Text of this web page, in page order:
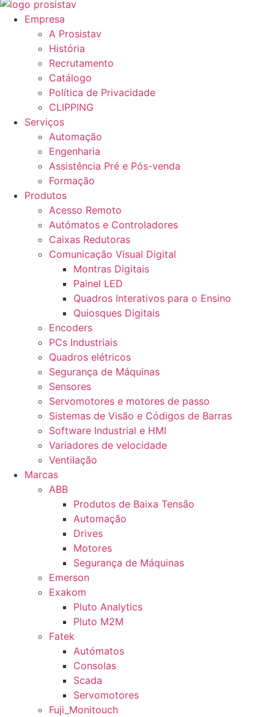
Empresa
A Prosistav
História
Recrutamento
Catálogo
Política de Privacidade
CLIPPING
Serviços
Automação
Engenharia
Assistência Pré e Pós-venda
Formação
Produtos
Acesso Remoto
Autómatos e Controladores
Caixas Redutoras
Comunicação Visual Digital
Montras Digitais
Painel LED
Quadros Interativos para o Ensino
Quiosques Digitais
Encoders
PCs Industriais
Quadros elétricos
Segurança de Máquinas
Sensores
Servomotores e motores de passo
Sistemas de Visão e Códigos de Barras
Software Industrial e HMI
Variadores de velocidade
Ventilação
Marcas
ABB
Produtos de Baixa Tensão
Automação
Drives
Motores
Segurança de Máquinas
Emerson
Exakom
Pluto Analytics
Pluto M2M
Fatek
Autómatos
Consolas
Scada
Servomotores
Fuji_Monitouch